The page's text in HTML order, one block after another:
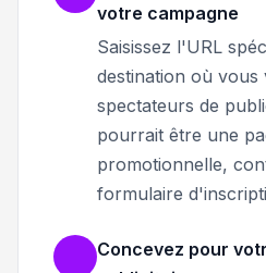
votre campagne
Saisissez l'URL
destination où vous
spectateurs de
pourrait être une
promotionnelle,
formulaire
Concevez pour